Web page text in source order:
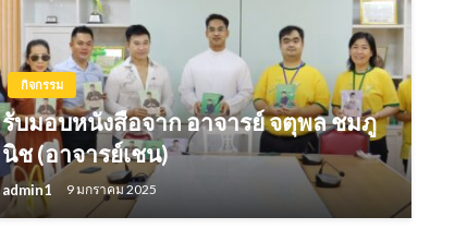
กิจกรรม
รับมอบหนังสือจาก อาจารย์ จตุพล ชมภู
นิช (อาจารย์เชน)
admin1 9 มกราคม 2025